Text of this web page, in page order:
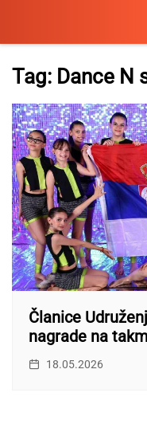
Skip
content
Tag: Dance N
Članice
nagrade na
18.05.2026